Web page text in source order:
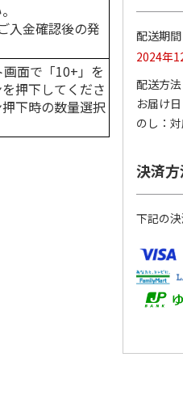
型 S
)
おに…
(送料別・税込)
ロー
590円
(送料
入金確認後の発
面で「10+」を
押下してくださ
下時の数量選択
配送期間
2024年
配送方法
お届け日
のし
決済方
下記の決